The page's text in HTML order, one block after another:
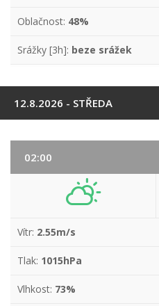
Oblačnost: 48%
Srážky [3h]: beze srážek
12.8.2026 - STŘEDA
02:00
Vítr: 2.55m/s
Tlak: 1015hPa
Vlhkost: 73%